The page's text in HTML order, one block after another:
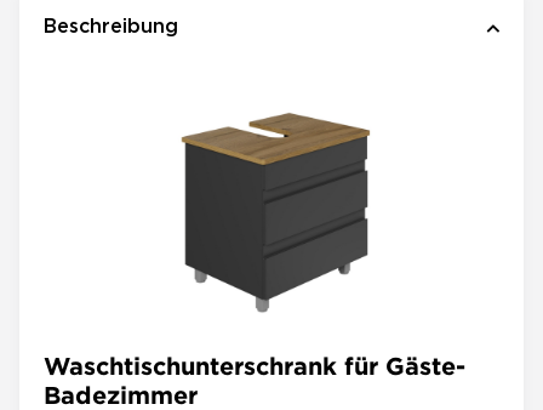
Beschreibung
Waschtischunterschrank für Gäste-
Badezimmer